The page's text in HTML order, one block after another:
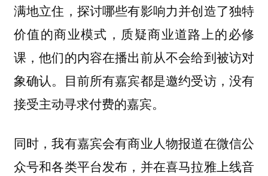
满地立住，探讨哪些有影响力并创造了独特
价值的商业模式，质疑商业道路上的必修
课，他们的内容在播出前从不会给到被访对
象确认。目前所有嘉宾都是邀约受访，没有
接受主动寻求付费的嘉宾。
同时，我有嘉宾会有商业人物报道在微信公
众号和各类平台发布，并在喜马拉雅上线音